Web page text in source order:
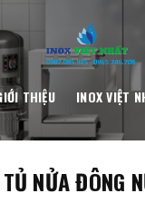
THIỆU INOX VIỆT
TỦ NỬA ĐÔNG